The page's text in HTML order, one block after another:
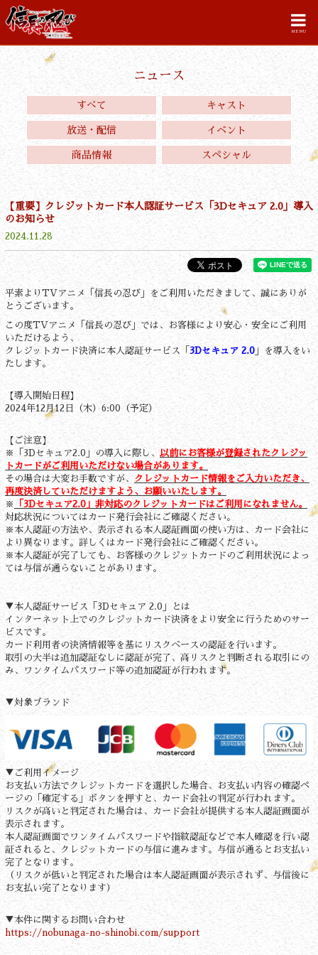
MENU
ニュース
すべて キャスト
放送・配信 イベント
商品情報 スペシャル
【重要】クレジットカード本人認証サービス「3Dセキュア 2.0」導入
のお知らせ
2024.11.28
平素よりTVアニメ「信長の忍び」をご利用いただきまして、誠にありが
とうございます。
この度TVアニメ「信長の忍び」では、お客様により安心・安全にご利用
いただけるよう、
クレジットカード決済に本人認証サービス「 3Dセキュア 2.0 」を導入をい
たします。
【導入開始日程】
2024年12月12日（木）6:00（予定）
【ご注意】
※「3Dセキュア2.0」の導入に際し、 以前にお客様が登録されたクレジッ
トカードがご利用いただけない場合があります。
その場合は大変お手数ですが、 クレジットカード情報をご入力いただき、
再度決済していただけますよう、お願いいたします。
※
「3Dセキュア2.0」非対応のクレジットカードはご利用になれません。
対応状況についてはカード発行会社にご確認ください。
※本人認証の方法や、表示される本人認証画面の使い方は、カード会社に
より異なります。詳しくはカード発行会社にご確認ください。
※本人認証が完了しても、お客様のクレジットカードのご利用状況によっ
ては与信が通らないことがあります。
▼本人認証サービス「3Dセキュア 2.0」とは
インターネット上でのクレジットカード決済をより安全に行うためのサー
ビスです。
カード利用者の決済情報等を基にリスクベースの認証を行います。
取引の大半は追加認証なしに認証が完了、高リスクと判断される取引にの
み、ワンタイムパスワード等の追加認証が行われます。
▼対象ブランド
▼ご利用イメージ
お支払い方法でクレジットカードを選択した場合、お支払い内容の確認ペ
ージの「確定する」ボタンを押すと、カード会社の判定が行われます。
リスクが高いと判定された場合は、カード会社が提供する本人認証画面が
表示されます。
本人認証画面でワンタイムパスワードや指紋認証などで本人確認を行い認
証されると、クレジットカードの与信に進みます。与信が通るとお支払い
完了となります。
（リスクが低いと判定された場合は本人認証画面が表示されず、与信後に
お支払い完了となります）
▼本件に関するお問い合わせ
https://nobunaga-no-shinobi.com/support